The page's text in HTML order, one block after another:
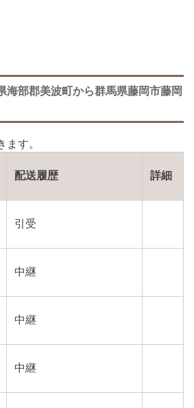
海部郡美波町から群馬県藤岡市藤岡
配送履歴 詳細
引受
中継
中継
中継